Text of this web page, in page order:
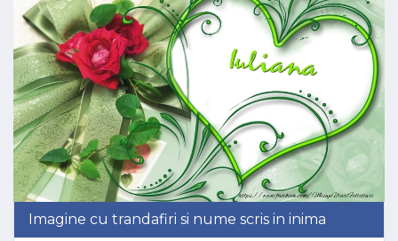
Imagine cu trandafiri si nume scris in inima